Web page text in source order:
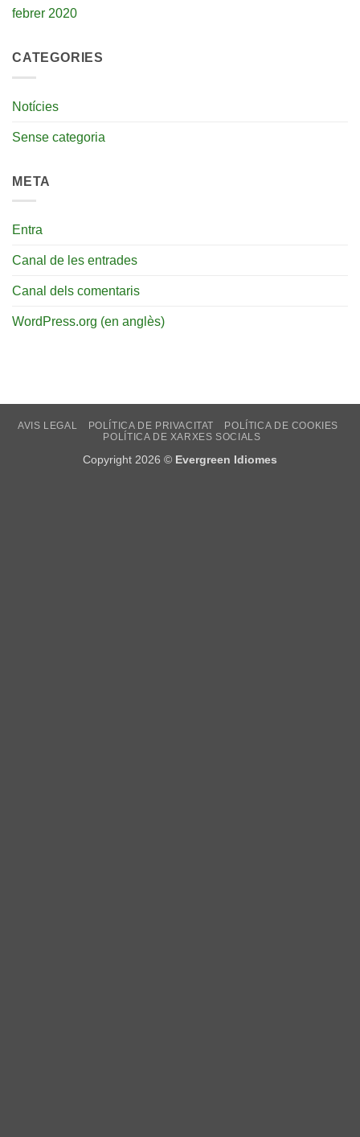
febrer 2020
CATEGORIES
Notícies
Sense categoria
META
Entra
Canal de les entrades
Canal dels comentaris
WordPress.org (en anglès)
AVIS LEGAL POLÍTICA DE PRIVACITAT
POLÍTICA DE COOKIES
POLÍTICA DE XARXES SOCIALS
Copyright 2026 © Evergreen Idiomes